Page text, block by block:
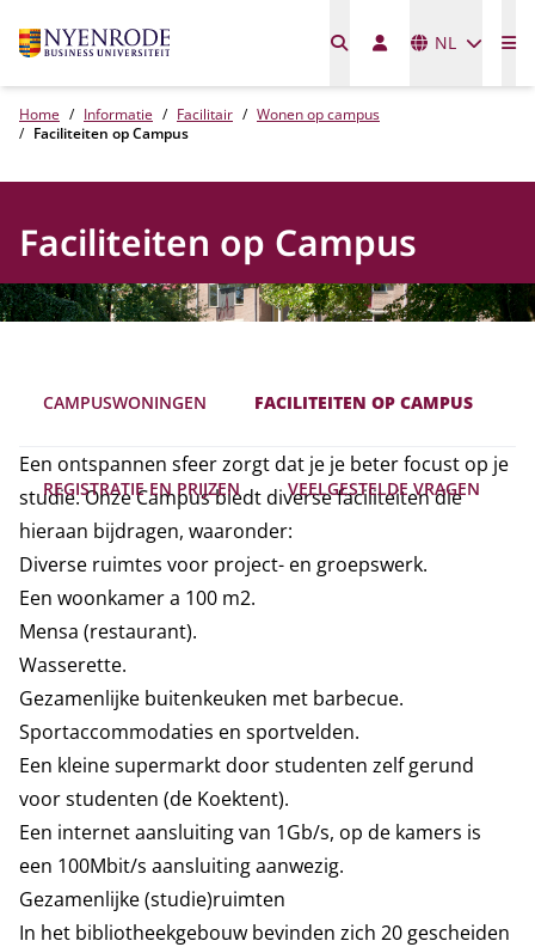
NL
Home Informatie Facilitair
Wonen op campus
Faciliteiten op Campus
Faciliteiten op Campus
CAMPUSWONINGEN FACILITEITEN OP CAMPUS
REGISTRATIE EN PRIJZEN VEELGESTELDE VRAGEN
Een ontspannen sfeer zorgt dat je je beter focust op je
studie. Onze Campus biedt diverse faciliteiten die
hieraan bijdragen, waaronder:
Diverse ruimtes voor project- en groepswerk.
Een woonkamer a 100 m2.
Mensa (restaurant).
Wasserette.
Gezamenlijke buitenkeuken met barbecue.
Sportaccommodaties en sportvelden.
Een kleine supermarkt door studenten zelf gerund
voor studenten (de Koektent).
Een internet aansluiting van 1Gb/s, op de kamers is
een 100Mbit/s aansluiting aanwezig.
Gezamenlijke (studie)ruimten
In het bibliotheekgebouw bevinden zich 20 gescheiden